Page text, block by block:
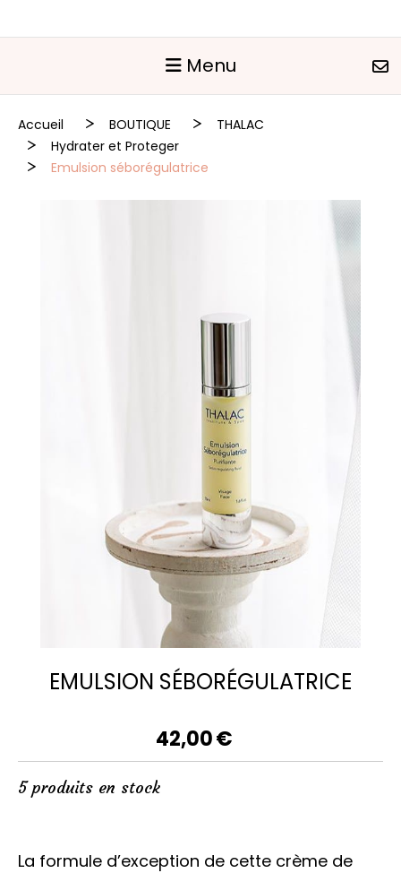
Menu
Accueil BOUTIQUE
THALAC
Hydrater et Proteger
Emulsion séborégulatrice
EMULSION SÉBORÉGULATRICE
42,00€
5produits en stock
La formule d’exception de cette crème de